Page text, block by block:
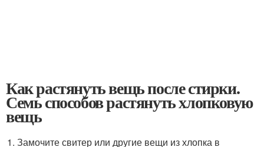
Как растянуть вещь после стирки.
Семь способов растянуть хлопковую
вещь
Замочите свитер или другие вещи из хлопка в